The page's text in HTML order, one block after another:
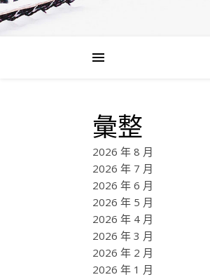
彙整
2026 年 8 月
2026 年 7 月
2026 年 6 月
2026 年 5 月
2026 年 4 月
2026 年 3 月
2026 年 2 月
2026 年 1 月